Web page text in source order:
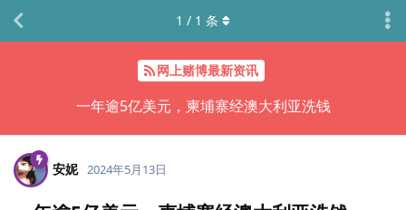
网上赌博最新资讯
一年逾5亿美元，柬埔寨经澳大利亚洗钱
1 / 1 条
安妮 2024年5月13日